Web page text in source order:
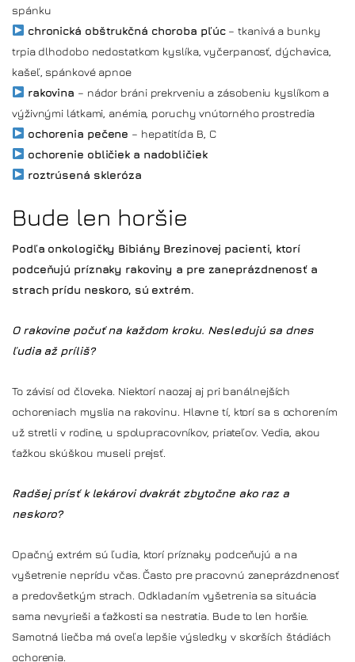
spánku
chronická obštrukčná choroba pľúc– tkanivá a bunky
trpia dlhodobo nedostatkom kyslíka, vyčerpanosť, dýchavica,
kašeľ, spánkové apnoe
rakovina – nádor bráni prekrveniu a zásobeniu kyslíkom a
výživnými látkami, anémia, poruchy vnútorného prostredia
ochorenia pečene – hepatitída B, C
ochorenie obličiek a nadobličiek
roztrúsená skleróza
Bude len horšie
Podľa onkologičky Bibiány Brezinovej pacienti, ktorí
podceňujú príznaky rakoviny a pre zaneprázdnenosť a
strach prídu neskoro, sú extrém.
O rakovine počuť na každom kroku. Nesledujú sa dnes
ľudia až príliš?
To závisí od človeka. Niektorí naozaj aj pri banálnejších
ochoreniach myslia na rakovinu. Hlavne tí, ktorí sa s ochorením
už stretli v rodine, u spolupracovníkov, priateľov. Vedia, akou
ťažkou skúškou museli prejsť.
Radšej prísť k lekárovi dvakrát zbytočne ako raz a
neskoro?
Opačný extrém sú ľudia, ktorí príznaky podceňujú a na
vyšetrenie neprídu včas. Často pre pracovnú zaneprázdnenosť
a predovšetkým strach. Odkladaním vyšetrenia sa situácia
sama nevyrieši a ťažkosti sa nestratia. Bude to len horšie.
Samotná liečba má oveľa lepšie výsledky v skorších štádiách
ochorenia.